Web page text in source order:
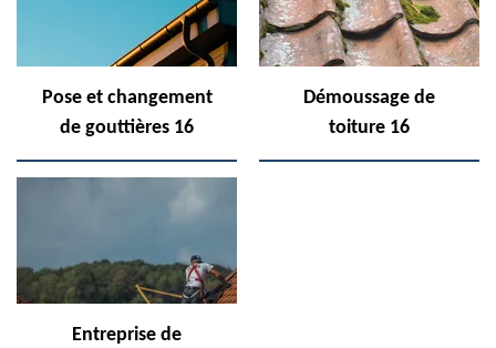
Pose et changement
de gouttières 16
Démoussage de
toiture 16
Entreprise de